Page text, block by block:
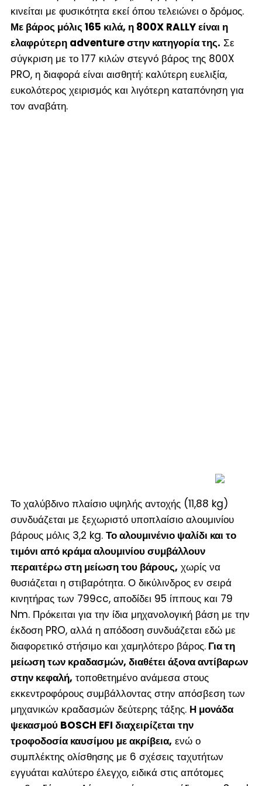
κινείται με φυσικότητα εκεί όπου τελειώνει ο δρόμος.
Με βάρος μόλις 165 κιλά, η 800X RALLY είναι η
ελαφρύτερη adventure στην κατηγορία της. Σε
σύγκριση με το 177 κιλών στεγνό βάρος της 800X
PRO, η διαφορά είναι αισθητή: καλύτερη ευελιξία,
ευκολότερος χειρισμός και λιγότερη καταπόνηση για
τον αναβάτη.
Το χαλύβδινο πλαίσιο υψηλής αντοχής (11,88 kg)
συνδυάζεται με ξεχωριστό υποπλαίσιο αλουμινίου
βάρους μόλις 3,2 kg. Το αλουμινένιο ψαλίδι και το
τιμόνι από κράμα αλουμινίου συμβάλλουν
περαιτέρω στη μείωση του βάρους, χωρίς να
θυσιάζεται η στιβαρότητα. Ο δικύλινδρος εν σειρά
κινητήρας των 799cc, αποδίδει 95 ίππους και 79
Nm. Πρόκειται για την ίδια μηχανολογική βάση με την
έκδοση PRO, αλλά η απόδοση συνδυάζεται εδώ με
διαφορετικό στήσιμο και χαμηλότερο βάρος.Για τη
μείωση των κραδασμών, διαθέτει άξονα αντίβαρων
στην κεφαλή, τοποθετημένο ανάμεσα στους
εκκεντροφόρους συμβάλλοντας στην απόσβεση των
μηχανικών κραδασμών δεύτερης τάξης. Η μονάδα
ψεκασμού BOSCH EFI διαχειρίζεται την
τροφοδοσία καυσίμου με ακρίβεια, ενώ ο
συμπλέκτης ολίσθησης με 6 σχέσεις ταχυτήτων
εγγυάται καλύτερο έλεγχο, ειδικά στις απότομες